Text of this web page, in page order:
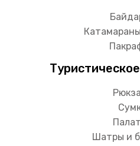
Шатры и